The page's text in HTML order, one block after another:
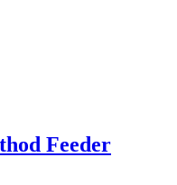
Feeder